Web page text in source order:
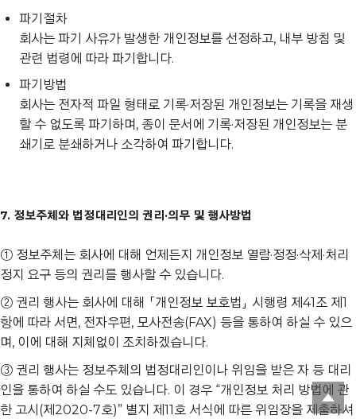
파기절차
회사는 파기 사유가 발생한 개인정보를 선정하고, 내부 방침 및
관련 법령에 따라 파기합니다.
파기방법
회사는 전자적 파일 형태로 기록·저장된 개인정보는 기록을 재생
할 수 없도록 파기하며, 종이 문서에 기록·저장된 개인정보는 분
쇄기로 분쇄하거나 소각하여 파기합니다.
7. 정보주체와 법정대리인의 권리·의무 및 행사방법
① 정보주체는 회사에 대해 언제든지 개인정보 열람·정정·삭제·처리
정지 요구 등의 권리를 행사할 수 있습니다.
② 권리 행사는 회사에 대해 「개인정보 보호법」 시행령 제41조 제1
항에 따라 서면, 전자우편, 모사전송(FAX) 등을 통하여 하실 수 있으
며, 이에 대해 지체없이 조치하겠습니다.
③ 권리 행사는 정보주체의 법정대리인이나 위임을 받은 자 등 대리
인을 통하여 하실 수도 있습니다. 이 경우 “개인정보 처리 방법에 관
한 고시(제2020-7호)” 별지 제11호 서식에 따른 위임장을 제출하셔